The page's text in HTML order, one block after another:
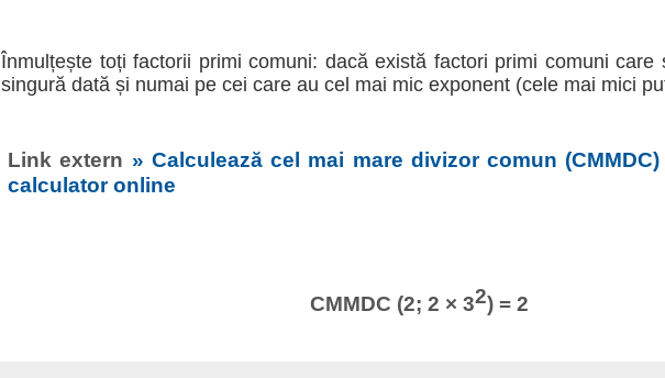
Înmulțește toți factorii primi comuni: dacă există factori primi comuni
singură dată și numai pe cei care au cel mai mic exponent (cele mai mici
Link extern » Calculează cel mai mare divizor comun
calculator online
CMMDC (2; 2 × 32) = 2